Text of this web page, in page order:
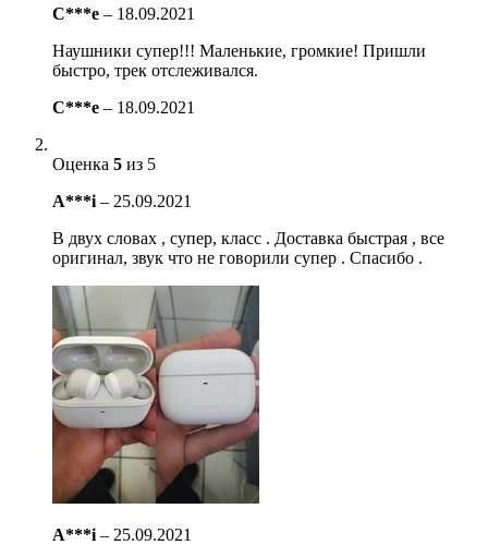
C***e – 18.09.2021
Наушники супер!!! Маленькие, громкие! Пришли
быстро, трек отслеживался.
C***e – 18.09.2021
Оценка 5 из 5
A***i – 25.09.2021
В двух словах , супер, класс . Доставка быстрая , все
оригинал, звук что не говорили супер . Спасибо .
A***i – 25.09.2021